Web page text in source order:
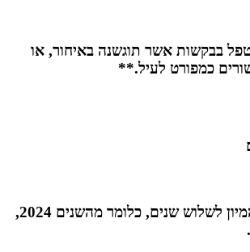
בבקשות אשר תוגשנה באיחור, או
כמפורט לעיל.**
תוקף מבחן המיון לשלוש שנים, כלומר מהשנים 2024,